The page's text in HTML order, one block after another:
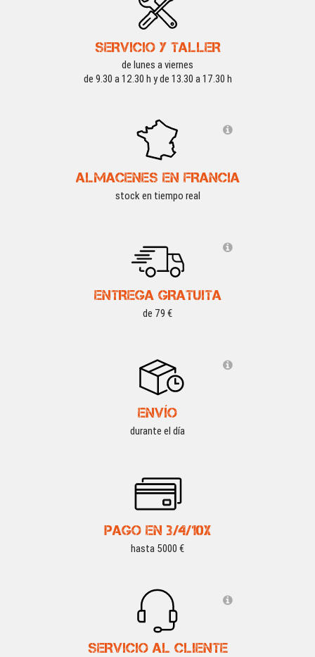
SERVICIO Y TALLER
de lunes a viernes
de 9.30 a 12.30 h y de 13.30 a 17.30 h
ALMACENES EN FRANCIA
stock en tiempo real
ENTREGA GRATUITA
de 79 €
ENVÍO
durante el día
PAGO EN 3/4/10X
hasta 5000 €
SERVICIO AL CLIENTE